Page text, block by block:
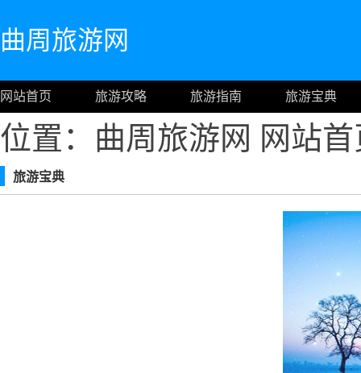
曲周旅游网
网站首页 旅游攻略 旅游指南 旅游宝典
位置：曲周旅游网 网站
旅游宝典